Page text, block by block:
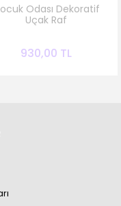
Odası Dekoratif
Uçak Raf
930,00 TL